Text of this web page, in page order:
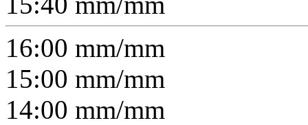
16:00 mm/mm
15:00 mm/mm
14:00 mm/mm